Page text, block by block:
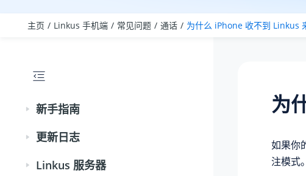
主页 Linkus 手机端 常见问题 通话 为什么 iPhone 收不到 Linkus
新手指南
更新日志
Linkus 服务器
为
如果你
注模式。